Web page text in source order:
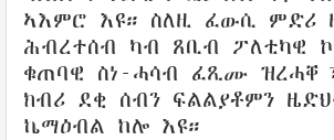
ኣእምሮ እዩ። ስለዚ ፈውሲ ምድሪ
ሕብረተሰብ ካብ ጸቢብ ፖለቲካዊ
ቁጠባዊ ስነ-ሓሳብ ፈጺሙ
ክብሪ ደቂ ሰብን ፍልልያቶምን
ኬማዕብል ከሎ እዩ።